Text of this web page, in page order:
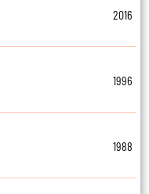
2016
1996
1988